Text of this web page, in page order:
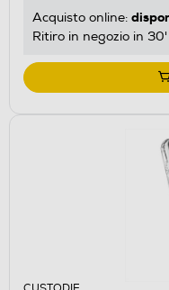
Acquisto online:
Ritiro in negozio in